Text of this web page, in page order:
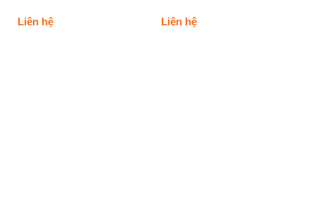
Liên hệ Liên hệ